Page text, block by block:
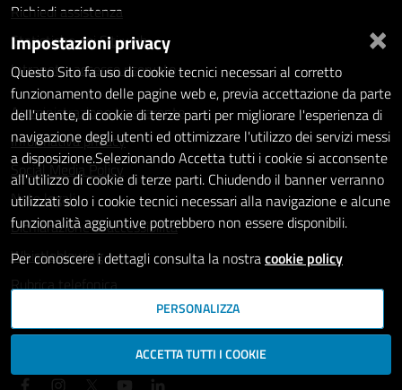
Richiedi assistenza
Statistiche dei Siti web
Intranet - accesso riservato
Amministrazione trasparente
Informativa privacy
Social Media Policy
Note legali
Dichiarazione di accessibilità
Whistleblowing
Rubrica telefonica
SEGUICI SU
×
Impostazioni privacy
Questo Sito fa uso di cookie tecnici necessari al corretto
funzionamento delle pagine web e, previa accettazione da parte
dell'utente, di cookie di terze parti per migliorare l'esperienza di
navigazione degli utenti ed ottimizzare l'utilizzo dei servizi messi
a disposizione.Selezionando Accetta tutti i cookie si acconsente
all'utilizzo di cookie di terze parti. Chiudendo il banner verranno
utilizzati solo i cookie tecnici necessari alla navigazione e alcune
funzionalità aggiuntive potrebbero non essere disponibili.
Per conoscere i dettagli consulta la nostracookie policy
PERSONALIZZA
ACCETTA TUTTI I COOKIE